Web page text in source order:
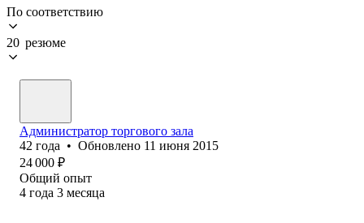
По соответствию
20 резюме
Администратор торгового зала
42 года • Обновлено 11 июня 2015
24 000 ₽
Общий опыт
4 года 3 месяца